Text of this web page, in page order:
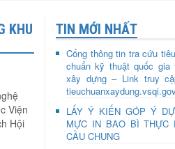
KHU
Viện
Hội
TIN MỚI NHẤT
Cổng thông tin tra cứu
chuẩn kỹ thuật quốc gia
xây dựng – Link truy
LẤY Ý KIẾN GÓP Ý
MỰC IN BAO BÌ THỰC
CẦU CHUNG